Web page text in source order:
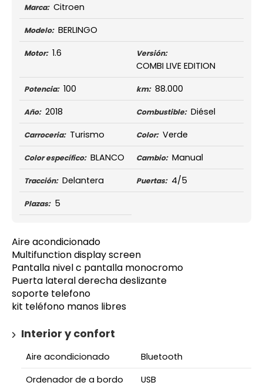
Marca: Citroen
Modelo: BERLINGO
Motor: 1.6 Versión:
COMBI LIVE EDITION
Potencia: 100 km: 88.000
Año: 2018 Combustible: Diésel
Carroceria: Turismo Color: Verde
Color específico: BLANCO Cambio: Manual
Tracción: Delantera Puertas: 4/5
Plazas: 5
Aire acondicionado
Multifunction display screen
Pantalla nivel c pantalla monocromo
Puerta lateral derecha deslizante
soporte telefono
kit teléfono manos libres
Interior y confort
Aire acondicionado
Bluetooth
Ordenador de a bordo
USB